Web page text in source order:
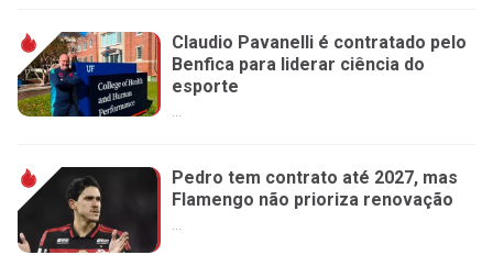
Claudio Pavanelli é contratado pelo
Benfica para liderar ciência do
esporte
...
Pedro tem contrato até 2027, mas
Flamengo não prioriza renovação
...